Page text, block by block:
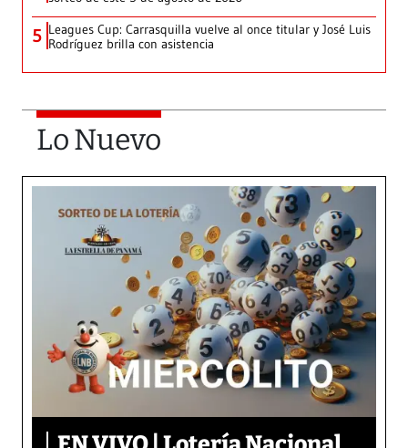
5 Leagues Cup: Carrasquilla vuelve al once titular y José Luis
Rodríguez brilla con asistencia
Lo Nuevo